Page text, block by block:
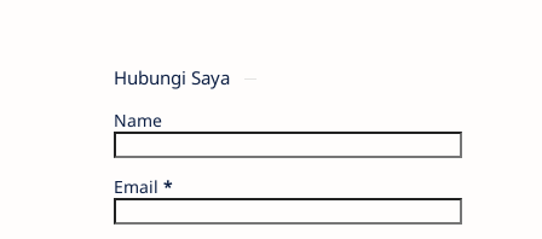
Hubungi Saya
Name
Email *